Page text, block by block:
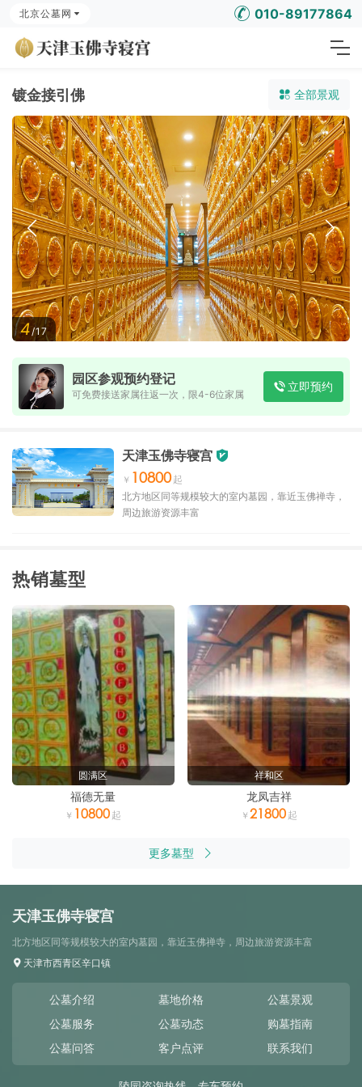
北京公墓网 010-89177864
镀金接引佛 全部景观
4 /17
园区参观预约登记
可免费接送家属往返一次，限4-6位家属
立即预约
天津玉佛寺寝宫
10800
北方地区同等规模较大的室内墓园，靠近玉佛禅寺，
周边旅游资源丰富
热销墓型
圆满区
福德无量
10800
祥和区
龙凤吉祥
21800
更多墓型
天津玉佛寺寝宫
北方地区同等规模较大的室内墓园，靠近玉佛禅寺，周边旅游资源丰富
天津市西青区辛口镇
公墓介绍 墓地价格
公墓景观
公墓服务
公墓动态
购墓指南
公墓问答
客户点评 联系我们